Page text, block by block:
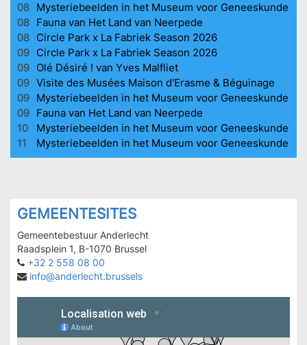
08 Mysteriebeelden in het Museum voor Geneeskunde
08 Fauna van Het Land van Neerpede
08 Circle Park x La Fabriek Season 2026
09 Circle Park x La Fabriek Season 2026
09 Olé Désiré ! van Yves Malfliet
09 Visite des Musées Maison d'Erasme & Béguinage
09 Mysteriebeelden in het Museum voor Geneeskunde
09 Fauna van Het Land van Neerpede
10
Mysteriebeelden in het Museum voor Geneeskunde
11
Mysteriebeelden in het Museum voor Geneeskunde
GEMEENTESITES
Gemeentebestuur Anderlecht
Raadsplein 1, B-1070 Brussel
+32 2 558 08 00
info@anderlecht.brussels